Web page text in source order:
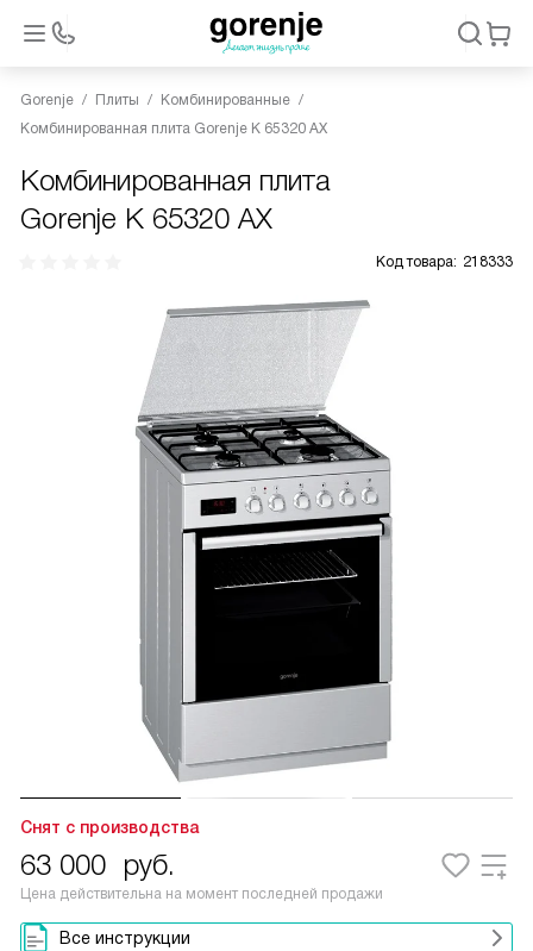
Gorenje Плиты
Комбинированные
Комбинированная плита Gorenje K 65320 AX
Комбинированная плита
Gorenje K 65320 AX
Код товара: 218333
Снят с производства
63 000 руб.
Цена действительна на момент последней продажи
Все инструкции